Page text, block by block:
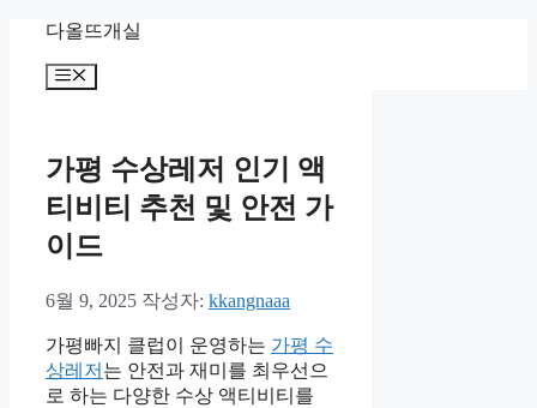
다올뜨개실
메
가평 수상레저 인기 액
티비티 추천 및 안전 가
이드
6월 9, 2025 작성자: kkangnaaa
가평빠지 클럽이 운영하는 가평 수
상레저 는 안전과 재미를 최우선으
로 하는 다양한 수상 액티비티를